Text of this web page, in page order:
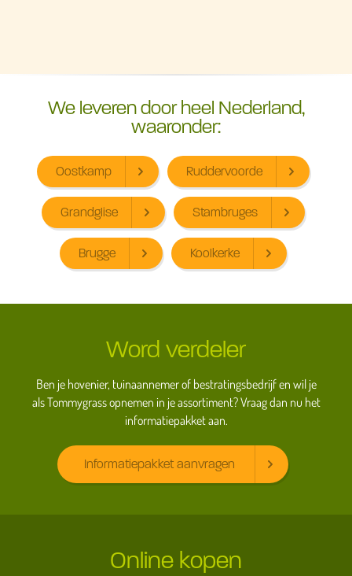
We leveren door heel Nederland,
waaronder:
Oostkamp Ruddervoorde
Grandglise Stambruges
Brugge Koolkerke
Word verdeler
Ben je hovenier, tuinaannemer of bestratingsbedrijf en wil je
als Tommygrass opnemen in je assortiment? Vraag dan nu het
informatiepakket aan.
Informatiepakket aanvragen
Online kopen